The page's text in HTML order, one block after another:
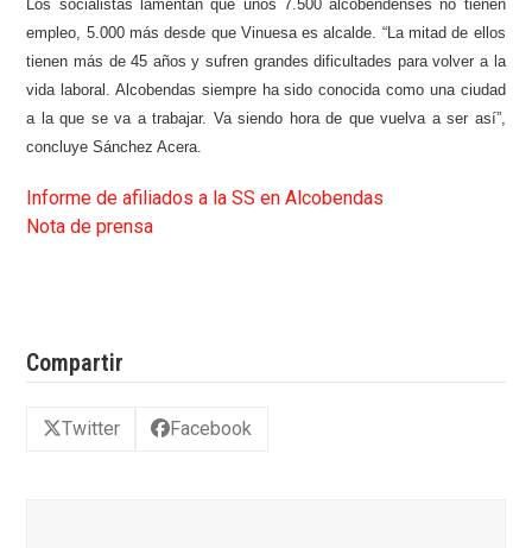
Los socialistas lamentan que unos 7.500 alcobendenses no tienen
empleo, 5.000 más desde que Vinuesa es alcalde. “La mitad de ellos
tienen más de 45 años y sufren grandes dificultades para volver a la
vida laboral. Alcobendas siempre ha sido conocida como una ciudad
a la que se va a trabajar. Va siendo hora de que vuelva a ser así”,
concluye Sánchez Acera.
Informe de afiliados a la SS en Alcobendas
Nota de prensa
Compartir
Twitter Facebook